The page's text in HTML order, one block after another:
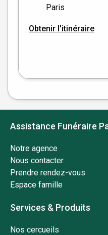
Paris
Obtenir l'itinéraire
Assistance Funéraire
Notre agence
Nous contacter
Prendre rendez-vous
Espace famille
Services & Produits
Nos cercueils